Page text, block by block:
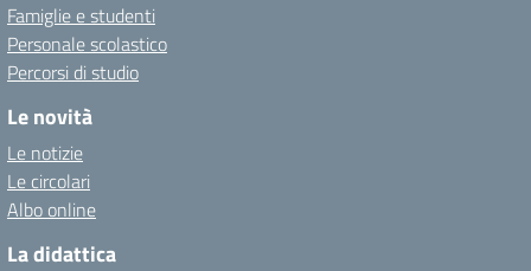
Famiglie e studenti
Personale scolastico
Percorsi di studio
Le novità
Le notizie
Le circolari
Albo online
La didattica